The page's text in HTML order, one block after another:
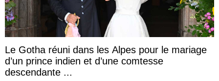
Le Gotha réuni dans les Alpes pour le mariage
d’un prince indien et d’une comtesse
descendante ...